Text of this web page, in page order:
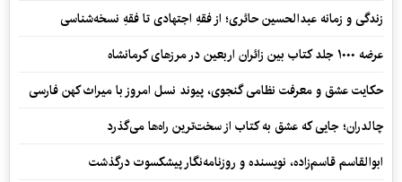
زندگی و زمانه عبدالحسین حائری؛ از فقهِ اجتهادی تا فقهِ نسخه‌شناسی
عرضه ۱۰۰۰ جلد کتاب بین زائران اربعین در مرزهای کرمانشاه
حکایت عشق و معرفت نظامی گنجوی، پیوند نسل امروز با میراث کهن فارسی
چالدران؛ جایی که عشق به کتاب از سخت‌ترین راه‌ها می‌گذرد
ابوالقاسم قاسم‌زاده، نویسنده و روزنامه‌نگار پیشکسوت درگذشت